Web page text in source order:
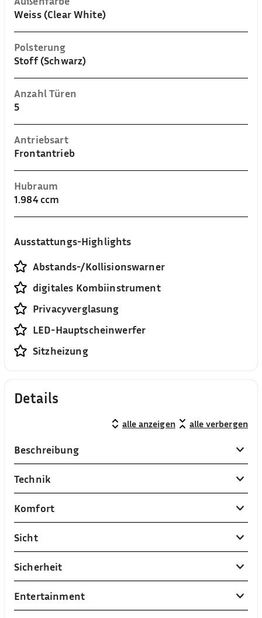
Weiss (Clear White)
Polsterung
Stoff (Schwarz)
Anzahl Türen
5
Antriebsart
Frontantrieb
Hubraum
1.984 ccm
Ausstattungs-Highlights
Abstands-/Kollisionswarner
digitales Kombiinstrument
Privacyverglasung
LED-Hauptscheinwerfer
Sitzheizung
Details
alle anzeigen alle verbergen
Beschreibung
Technik
Komfort
Sicht
Sicherheit
Entertainment